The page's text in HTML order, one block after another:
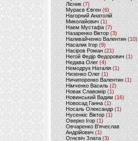
Лісник (7)
Мураєв Євген(6)
Нагорний Анатолій
Миколайович (1)
Наем Мустафа (7)
Назаренко Віктор (3)
Наливайченко Валентин (10)
Насалик Ігор(9)
Насіров Роман (21)
Негой Федір Федорович(1)
Недава Олег(4)
Немодрук Наталія(1)
Низенко Олег (1)
Ничипоренко Валентин (1)
Німченко Василь (2)
Новак Славомір (1)
Новинський Вадим (16)
Новосад Ганна (1)
Носаль Олександр (1)
Нусенкіс Віктор (1)
Оверко Ігор (1)
Овчаренко В'ячеслав
Андрійович(1)
Огнєвіч Злата (3)